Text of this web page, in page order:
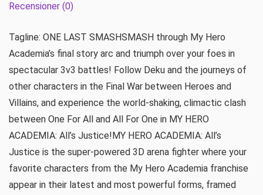
Recensioner (0)
Tagline: ONE LAST SMASHSMASH through My Hero
Academia’s final story arc and triumph over your foes in
spectacular 3v3 battles! Follow Deku and the journeys of
other characters in the Final War between Heroes and
Villains, and experience the world-shaking, climactic clash
between One For All and All For One in MY HERO
ACADEMIA: All’s Justice!MY HERO ACADEMIA: All’s
Justice is the super-powered 3D arena fighter where your
favorite characters from the My Hero Academia franchise
appear in their latest and most powerful forms, framed